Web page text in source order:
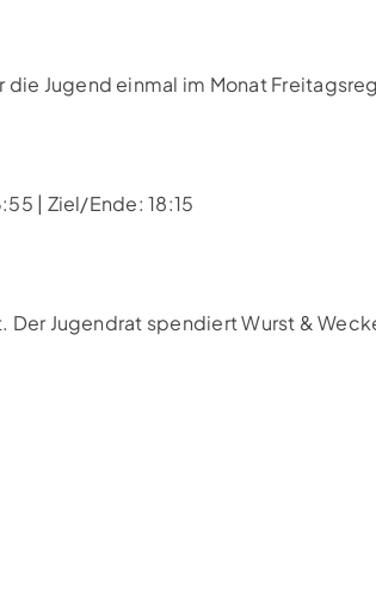
Jugend einmal im Monat
| Ziel/Ende: 18:15
Jugendrat spendiert Wurst &